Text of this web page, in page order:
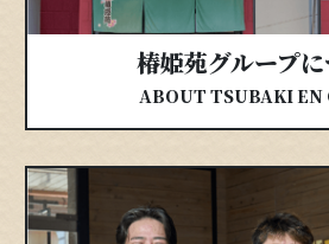
椿姫苑グループ
ABOUT TSUBAKI EN